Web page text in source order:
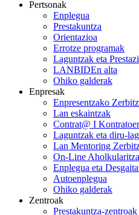
Pertsonak
Enplegua
Prestakuntza
Orientazioa
Errotze programak
Laguntzak eta
LANBIDEn alta
Ohiko galderak
Enpresak
Enpresentzako
Lan eskaintzak
Contrat@ I
Laguntzak eta diru-
Lan Mentoring
On-Line Aholkularitza
Enplegua eta
Autoenplegua
Ohiko galderak
Zentroak
Prestakuntza-zentroak